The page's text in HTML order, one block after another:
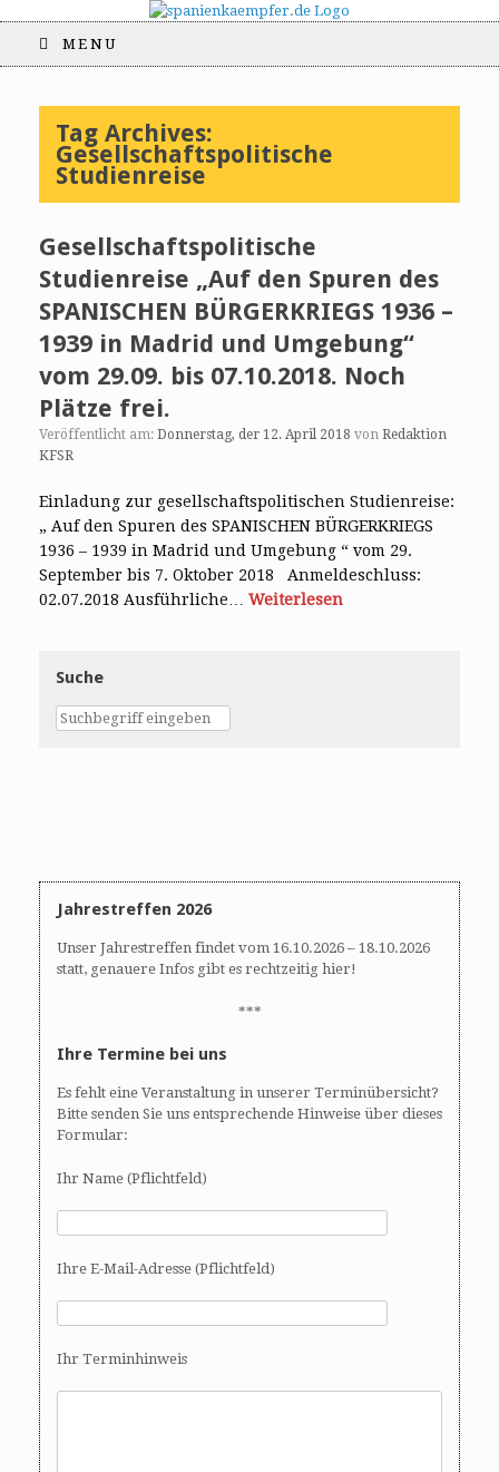
MENU
Tag Archives:
Gesellschaftspolitische
Studienreise
Gesellschaftspolitische
Studienreise „Auf den Spuren des
SPANISCHEN BÜRGERKRIEGS 1936 –
1939 in Madrid und Umgebung“
vom 29.09. bis 07.10.2018. Noch
Plätze frei.
Veröffentlicht am: Donnerstag, der 12. April 2018 von Redaktion
KFSR
Einladung zur gesellschaftspolitischen Studienreise:
„ Auf den Spuren des SPANISCHEN BÜRGERKRIEGS
1936 – 1939 in Madrid und Umgebung “ vom 29.
September bis 7. Oktober 2018 Anmeldeschluss:
02.07.2018 Ausführliche… Weiterlesen
Suche
Jahrestreffen 2026
Unser Jahrestreffen findet vom 16.10.2026 – 18.10.2026
statt, genauere Infos gibt es rechtzeitig hier!
***
Ihre Termine bei uns
Es fehlt eine Veranstaltung in unserer Terminübersicht?
Bitte senden Sie uns entsprechende Hinweise über dieses
Formular:
Ihr Name (Pflichtfeld)
Ihre E-Mail-Adresse (Pflichtfeld)
Ihr Terminhinweis